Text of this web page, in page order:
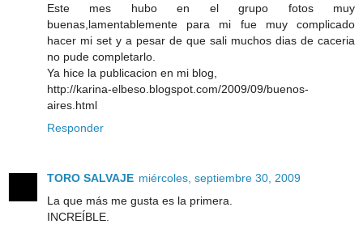
Este mes hubo en el grupo fotos muy
buenas,lamentablemente para mi fue muy complicado
hacer mi set y a pesar de que sali muchos dias de caceria
no pude completarlo.
Ya hice la publicacion en mi blog,
http://karina-elbeso.blogspot.com/2009/09/buenos-
aires.html
Responder
TORO SALVAJE miércoles, septiembre 30, 2009
La que más me gusta es la primera.
INCREÍBLE.